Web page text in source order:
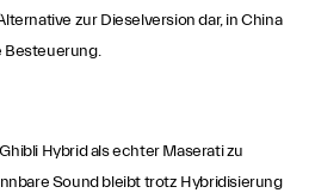
zur Dieselversion dar, in China
Besteuerung.
Hybrid als echter Maserati zu
Sound bleibt trotz Hybridisierung